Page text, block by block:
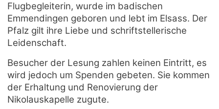
Flugbegleiterin, wurde im badischen
Emmendingen geboren und lebt im Elsass. Der
Pfalz gilt ihre Liebe und schriftstellerische
Leidenschaft.
Besucher der Lesung zahlen keinen Eintritt, es
wird jedoch um Spenden gebeten. Sie kommen
der Erhaltung und Renovierung der
Nikolauskapelle zugute.